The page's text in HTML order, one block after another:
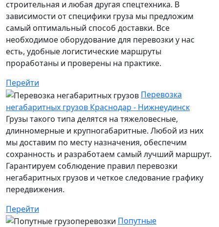
строительная и любая другая спецтехника. В
зависимости от специфики груза мы предложим
самый оптимальный способ доставки. Все
необходимое оборудование для перевозки у нас
есть, удобные логистические маршруты
проработаны и проверены на практике.
Перейти
Перевозка
негабаритных грузов Краснодар - Нижнеудинск
Грузы такого типа делятся на тяжеловесные,
длинномерные и крупногабаритные. Любой из них
мы доставим по месту назначения, обеспечим
сохранность и разработаем самый лучший маршрут.
Гарантируем соблюдение правил перевозки
негабаритных грузов и четкое следование графику
передвижения.
Перейти
Попутные